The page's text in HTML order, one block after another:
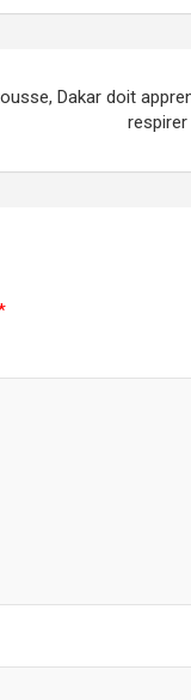
Dakar doit
respirer